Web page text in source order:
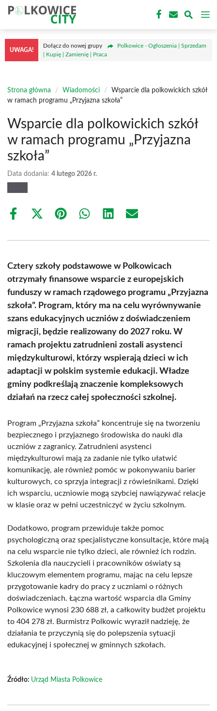
Przejdź
treści
UWAGA!
Dołącz do nowej grupy
Polkowice - Ogłoszenia | Sprzedam
| Kupię | Zamienię | Praca
Strona główna / Wiadomości /
Wsparcie dla polkowickich szkół
w ramach programu „Przyjazna szkoła”
Wsparcie dla polkowickich szkół
w ramach programu „Przyjazna
szkoła”
Data dodania: 4 lutego 2026 r.
Share
Share
(Twitter)
Share Share Share Share
Cztery szkoły podstawowe w Polkowicach
otrzymały finansowe wsparcie z europejskich
funduszy w ramach rządowego programu „Przyjazna
szkoła”. Program, który ma na celu wyrównywanie
szans edukacyjnych uczniów z doświadczeniem
migracji, będzie realizowany do 2027 roku. W
ramach projektu zatrudnieni zostali asystenci
międzykulturowi, którzy wspierają dzieci w ich
adaptacji w polskim systemie edukacji. Władze
gminy podkreślają znaczenie kompleksowych
działań na rzecz całej społeczności szkolnej.
Program „Przyjazna szkoła” koncentruje się na tworzeniu
bezpiecznego i przyjaznego środowiska do nauki dla
uczniów z zagranicy. Zatrudnieni asystenci
międzykulturowi mają za zadanie nie tylko ułatwić
komunikację, ale również pomóc w pokonywaniu barier
kulturowych, co sprzyja integracji z rówieśnikami. Dzięki
ich wsparciu, uczniowie mogą szybciej nawiązywać relacje
w klasie oraz w pełni uczestniczyć w życiu szkolnym.
Dodatkowo, program przewiduje także pomoc
psychologiczną oraz specjalistyczne konsultacje, które mają
na celu wsparcie nie tylko dzieci, ale również ich rodzin.
Szkolenia dla nauczycieli i pracowników oświaty są
kluczowym elementem programu, mając na celu lepsze
przygotowanie kadry do pracy z uczniami o różnych
doświadczeniach. Łączna wartość wsparcia dla Gminy
Polkowice wynosi 230 688 zł, a całkowity budżet projektu
to 404 278 zł. Burmistrz Polkowic wyraził nadzieję, że
działania te przyczynią się do polepszenia sytuacji
edukacyjnej i społecznej w gminnych szkołach.
Źródło: Urząd Miasta Polkowice